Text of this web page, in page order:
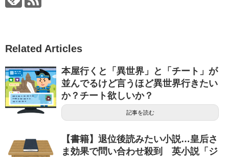
Related Articles
本屋行くと「異世界」と「チート」が
並んでるけど言うほど異世界行きたい
か？チート欲しいか？
記事を読む
【書籍】退位後読みたい小説…皇后さ
ま効果で問い合わせ殺到 英小説「ジ